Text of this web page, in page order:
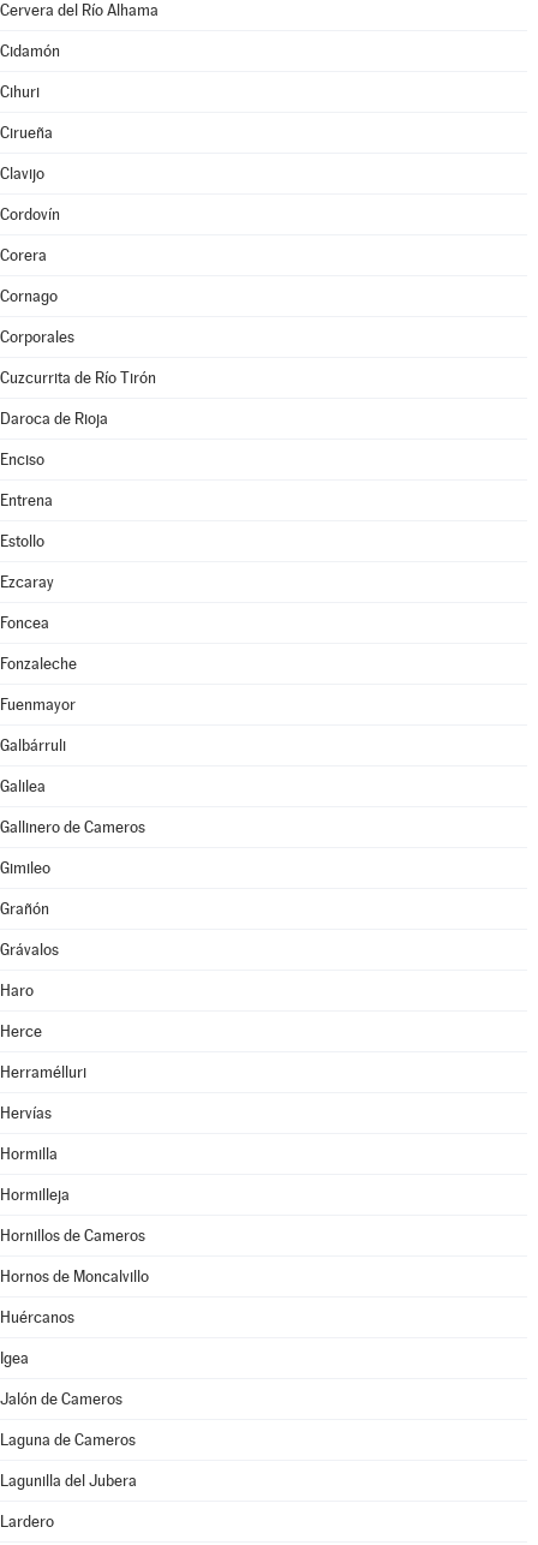
Cervera del Río Alhama
Cidamón
Cihuri
Cirueña
Clavijo
Cordovín
Corera
Cornago
Corporales
Cuzcurrita de Río Tirón
Daroca de Rioja
Enciso
Entrena
Estollo
Ezcaray
Foncea
Fonzaleche
Fuenmayor
Galbárruli
Galilea
Gallinero de Cameros
Gimileo
Grañón
Grávalos
Haro
Herce
Herramélluri
Hervías
Hormilla
Hormilleja
Hornillos de Cameros
Hornos de Moncalvillo
Huércanos
Igea
Jalón de Cameros
Laguna de Cameros
Lagunilla del Jubera
Lardero